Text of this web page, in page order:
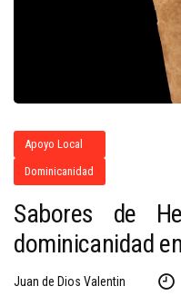
Apoyo Local
Dominicanidad
Sabores de
dominicanidad
Juan de Dios Valentin